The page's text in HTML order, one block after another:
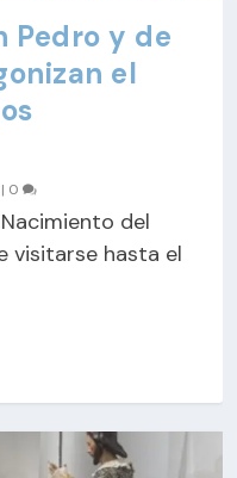
Pedro y de
el
| 0
del
visitarse hasta el